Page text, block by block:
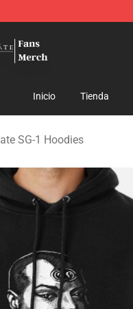
Inicio Tienda
SG-1 Hoodies